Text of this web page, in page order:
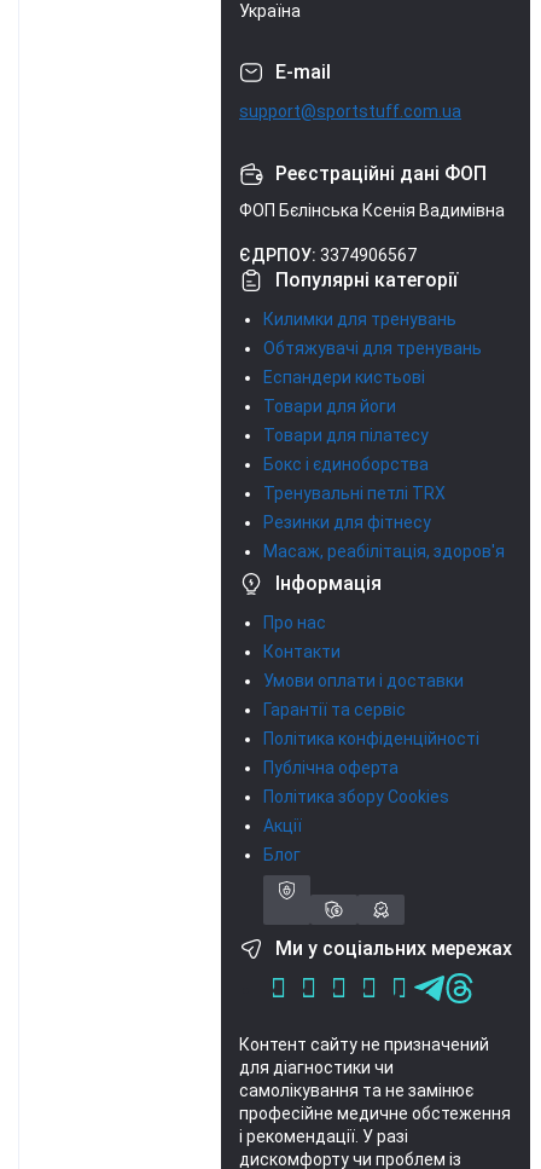
Україна
E-mail
support@sportstuff.com.ua
Реєстраційні дані ФОП
ФОП Бєлінська Ксенія Вадимівна
ЄДРПОУ: 3374906567
Популярні категорії
Килимки для тренувань
Обтяжувачі для тренувань
Еспандери кистьові
Товари для йоги
Товари для пілатесу
Бокс і єдиноборства
Тренувальні петлі TRX
Резинки для фітнесу
Масаж, реабілітація, здоров'я
Інформація
Про нас
Контакти
Умови оплати і доставки
Гарантії та сервіс
Політика конфіденційності
Публічна оферта
Політика збору Cookies
Акції
Блог
Ми у соціальних мережах
Контент сайту не призначений
для діагностики чи
самолікування та не замінює
професійне медичне обстеження
і рекомендації. У разі
дискомфорту чи проблем із